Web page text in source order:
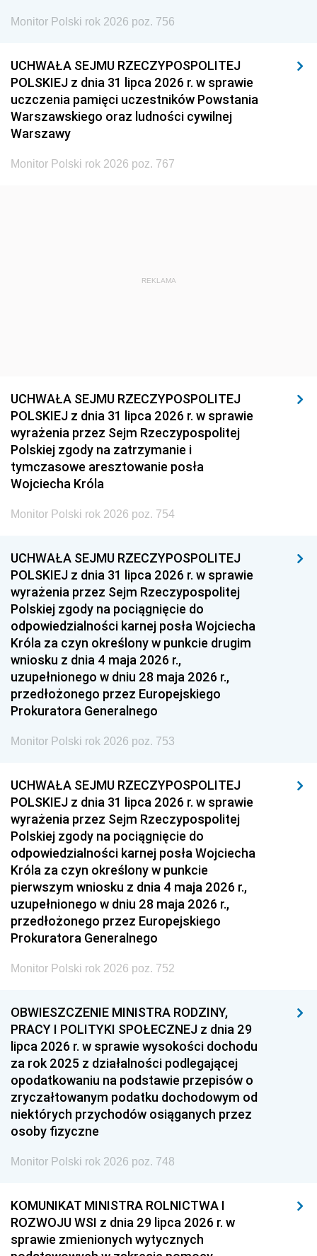
Monitor Polski rok 2026 poz. 756
UCHWAŁA SEJMU RZECZYPOSPOLITEJ
POLSKIEJ z dnia 31 lipca 2026 r. w sprawie
uczczenia pamięci uczestników Powstania
Warszawskiego oraz ludności cywilnej
Warszawy
Monitor Polski rok 2026 poz. 767
REKLAMA
UCHWAŁA SEJMU RZECZYPOSPOLITEJ
POLSKIEJ z dnia 31 lipca 2026 r. w sprawie
wyrażenia przez Sejm Rzeczypospolitej
Polskiej zgody na zatrzymanie i
tymczasowe aresztowanie posła
Wojciecha Króla
Monitor Polski rok 2026 poz. 754
UCHWAŁA SEJMU RZECZYPOSPOLITEJ
POLSKIEJ z dnia 31 lipca 2026 r. w sprawie
wyrażenia przez Sejm Rzeczypospolitej
Polskiej zgody na pociągnięcie do
odpowiedzialności karnej posła Wojciecha
Króla za czyn określony w punkcie drugim
wniosku z dnia 4 maja 2026 r.,
uzupełnionego w dniu 28 maja 2026 r.,
przedłożonego przez Europejskiego
Prokuratora Generalnego
Monitor Polski rok 2026 poz. 753
UCHWAŁA SEJMU RZECZYPOSPOLITEJ
POLSKIEJ z dnia 31 lipca 2026 r. w sprawie
wyrażenia przez Sejm Rzeczypospolitej
Polskiej zgody na pociągnięcie do
odpowiedzialności karnej posła Wojciecha
Króla za czyn określony w punkcie
pierwszym wniosku z dnia 4 maja 2026 r.,
uzupełnionego w dniu 28 maja 2026 r.,
przedłożonego przez Europejskiego
Prokuratora Generalnego
Monitor Polski rok 2026 poz. 752
OBWIESZCZENIE MINISTRA RODZINY,
PRACY I POLITYKI SPOŁECZNEJ z dnia 29
lipca 2026 r. w sprawie wysokości dochodu
za rok 2025 z działalności podlegającej
opodatkowaniu na podstawie przepisów o
zryczałtowanym podatku dochodowym od
niektórych przychodów osiąganych przez
osoby fizyczne
Monitor Polski rok 2026 poz. 748
KOMUNIKAT MINISTRA ROLNICTWA I
ROZWOJU WSI z dnia 29 lipca 2026 r. w
sprawie zmienionych wytycznych